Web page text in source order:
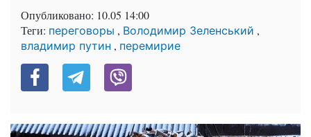
Опубликовано: 10.05 14:00
Теги: переговоры , Володимир Зеленський ,
владимир путин , перемирие